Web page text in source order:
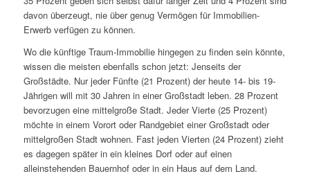
davon überzeugt, nie über genug Vermögen für Immobilien-
Erwerb verfügen zu können.
Wo die künftige Traum-Immobilie hingegen zu finden sein könnte,
wissen die meisten ebenfalls schon jetzt: Jenseits der
Großstädte. Nur jeder Fünfte (21 Prozent) der heute 14- bis 19-
Jährigen will mit 30 Jahren in einer Großstadt leben. 28 Prozent
bevorzugen eine mittelgroße Stadt. Jeder Vierte (25 Prozent)
möchte in einem Vorort oder Randgebiet einer Großstadt oder
mittelgroßen Stadt wohnen. Fast jeden Vierten (24 Prozent) zieht
es dagegen später in ein kleines Dorf oder auf einen
alleinstehenden Bauernhof oder in ein Haus auf dem Land.